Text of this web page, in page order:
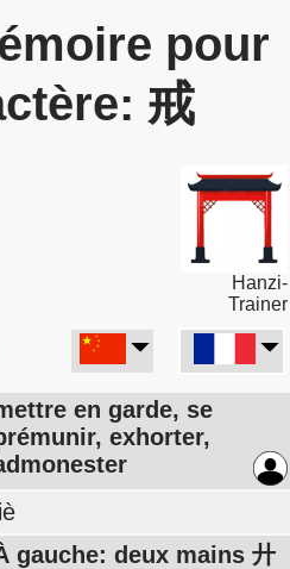
pour
戒
Hanzi-
Trainer
en garde, se
exhorter,
gauche: deux mains 廾